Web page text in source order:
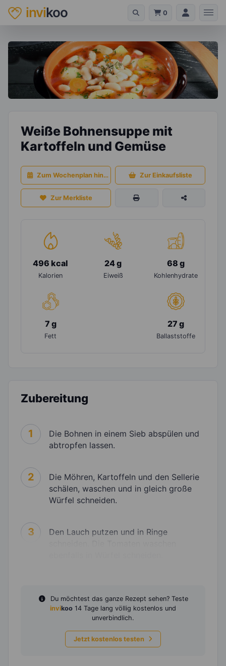
invikoo 0
Weiße Bohnensuppe mit
Kartoffeln und Gemüse
Zum Wochenplan hinzufügen Zur Einkaufsliste
Zur Merkliste
496 kcal
Kalorien
24 g
Eiweiß
68 g
Kohlenhydrate
7 g
Fett
27 g
Ballaststoffe
Zubereitung
1
Die Bohnen in einem Sieb abspülen und
abtropfen lassen.
2
Die Möhren, Kartoffeln und den Sellerie
schälen, waschen und in gleich große
Würfel schneiden.
3
Den Lauch putzen und in Ringe
Du möchtest das ganze Rezept sehen? Teste
invikoo 14 Tage lang völlig kostenlos und
unverbindlich.
Jetzt kostenlos testen